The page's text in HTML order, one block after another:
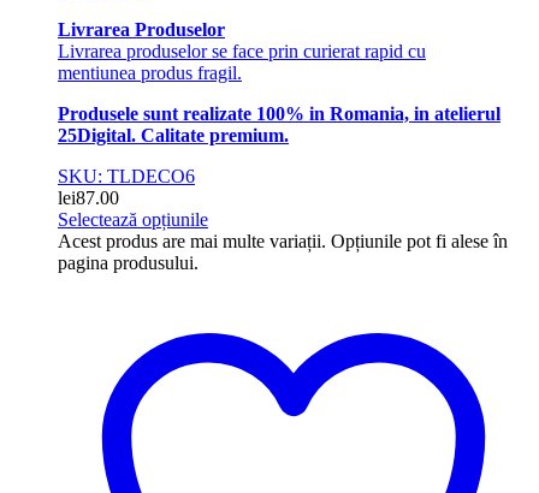
Livrarea Produselor
Livrarea produselor se face prin curierat rapid cu
mentiunea produs fragil.
Produsele sunt realizate 100% in Romania, in atelierul
25Digital. Calitate premium.
SKU: TLDECO6
lei87.00
Selectează opțiunile
Acest produs are mai multe variații. Opțiunile pot fi alese în
pagina produsului.